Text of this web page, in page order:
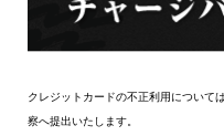
クレジットカードの不正利用について
察へ提出いたします。